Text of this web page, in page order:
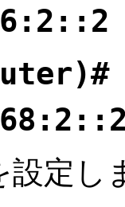
設定し